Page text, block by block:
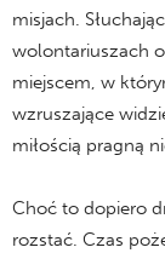
misjach.
wolontariuszach
miejscem, w
wzruszające
miłością pragną
Choć to dopiero
rozstać. Czas